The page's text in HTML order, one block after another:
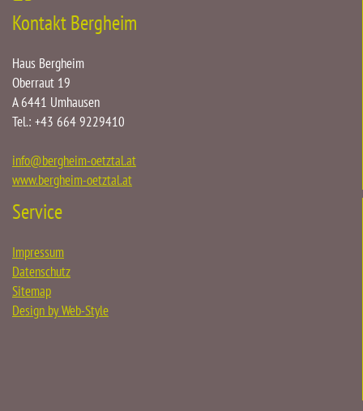
Kontakt Bergheim
Haus Bergheim
Oberraut 19
A 6441 Umhausen
Tel.: +43 664 9229410
info@bergheim-oetztal.at
www.bergheim-oetztal.at
Service
Impressum
Datenschutz
Sitemap
Design by Web-Style